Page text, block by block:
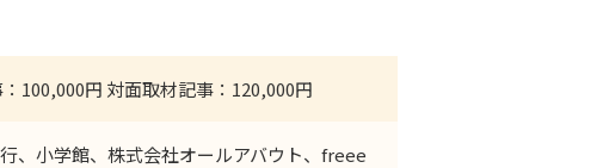
100,000円 対面取材記事：120,000円
、小学館、株式会社オールアバウト、freee